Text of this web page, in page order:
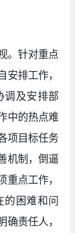
。针对重点
安排工作，
调及安排部
中的热点难
项目标任务
机制，倒逼
重点工作，
的困难和问
确责任人，